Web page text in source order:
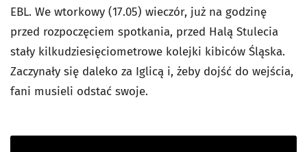
EBL. We wtorkowy (17.05) wieczór, już na godzinę
przed rozpoczęciem spotkania, przed Halą Stulecia
stały kilkudziesięciometrowe kolejki kibiców Śląska.
Zaczynały się daleko za Iglicą i, żeby dojść do wejścia,
fani musieli odstać swoje.